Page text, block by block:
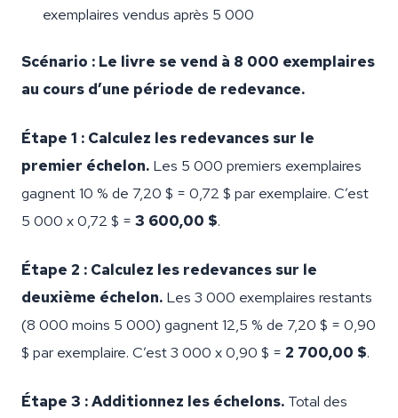
exemplaires vendus après 5 000
Scénario : Le livre se vend à 8 000 exemplaires
au cours d’une période de redevance.
Étape 1 : Calculez les redevances sur le
premier échelon. Les 5 000 premiers exemplaires
gagnent 10 % de 7,20 $ = 0,72 $ par exemplaire. C’est
5 000 x 0,72 $ = 3 600,00 $.
Étape 2 : Calculez les redevances sur le
deuxième échelon. Les 3 000 exemplaires restants
(8 000 moins 5 000) gagnent 12,5 % de 7,20 $ = 0,90
$ par exemplaire. C’est 3 000 x 0,90 $ = 2 700,00 $.
Étape 3 : Additionnez les échelons. Total des